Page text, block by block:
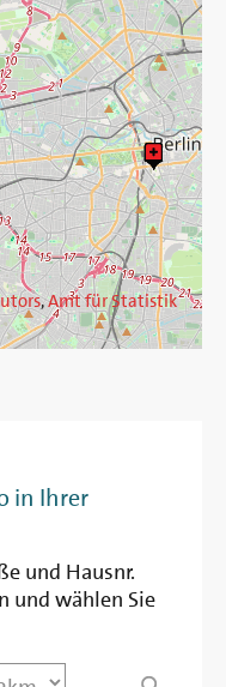
,Amt für Statistik
in Ihrer
und Hausnr.
und wählen Sie